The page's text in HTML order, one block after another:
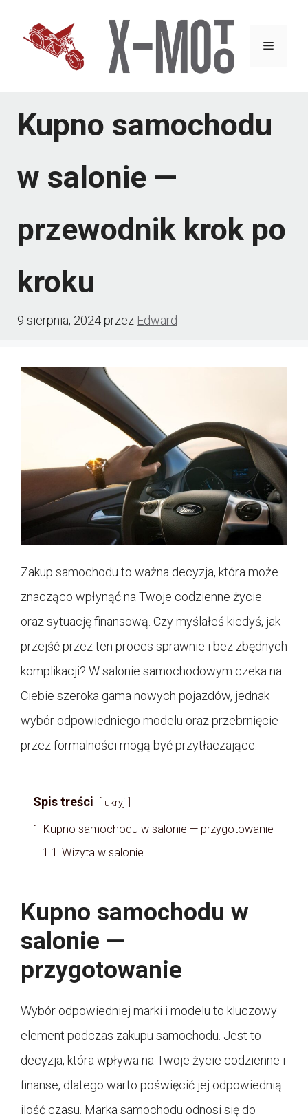
Menu
Kupno samochodu
w salonie —
przewodnik krok po
kroku
9 sierpnia, 2024przez Edward
Zakup samochodu to ważna decyzja, która może
znacząco wpłynąć na Twoje codzienne życie
oraz sytuację finansową. Czy myślałeś kiedyś, jak
przejść przez ten proces sprawnie i bez zbędnych
komplikacji? W salonie samochodowym czeka na
Ciebie szeroka gama nowych pojazdów, jednak
wybór odpowiedniego modelu oraz przebrnięcie
przez formalności mogą być przytłaczające.
Spis treści ukryj
1 Kupno samochodu w salonie — przygotowanie
1.1 Wizyta w salonie
Kupno samochodu w
salonie —
przygotowanie
Wybór odpowiedniej marki i modelu to kluczowy
element podczas zakupu samochodu. Jest to
decyzja, która wpływa na Twoje życie codzienne i
finanse, dlatego warto poświęcić jej odpowiednią
ilość czasu. Marka samochodu odnosi się do